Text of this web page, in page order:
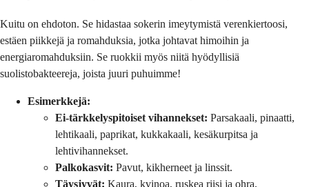
Kuitu on ehdoton. Se hidastaa sokerin imeytymistä verenkiertoosi,
estäen piikkejä ja romahduksia, jotka johtavat himoihin ja
energiaromahduksiin. Se ruokkii myös niitä hyödyllisiä
suolistobakteereja, joista juuri puhuimme!
Esimerkkejä:
Ei-tärkkelyspitoiset vihannekset: Parsakaali, pinaatti,
lehtikaali, paprikat, kukkakaali, kesäkurpitsa ja
lehtivihannekset.
Palkokasvit: Pavut, kikherneet ja linssit.
Täysjyvät: Kaura, kvinoa, ruskea riisi ja ohra.